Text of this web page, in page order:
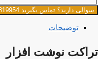
سوالی دارید؟ تماس بگیرید 09192819954
توضیحات
تراکت نوشت افزار